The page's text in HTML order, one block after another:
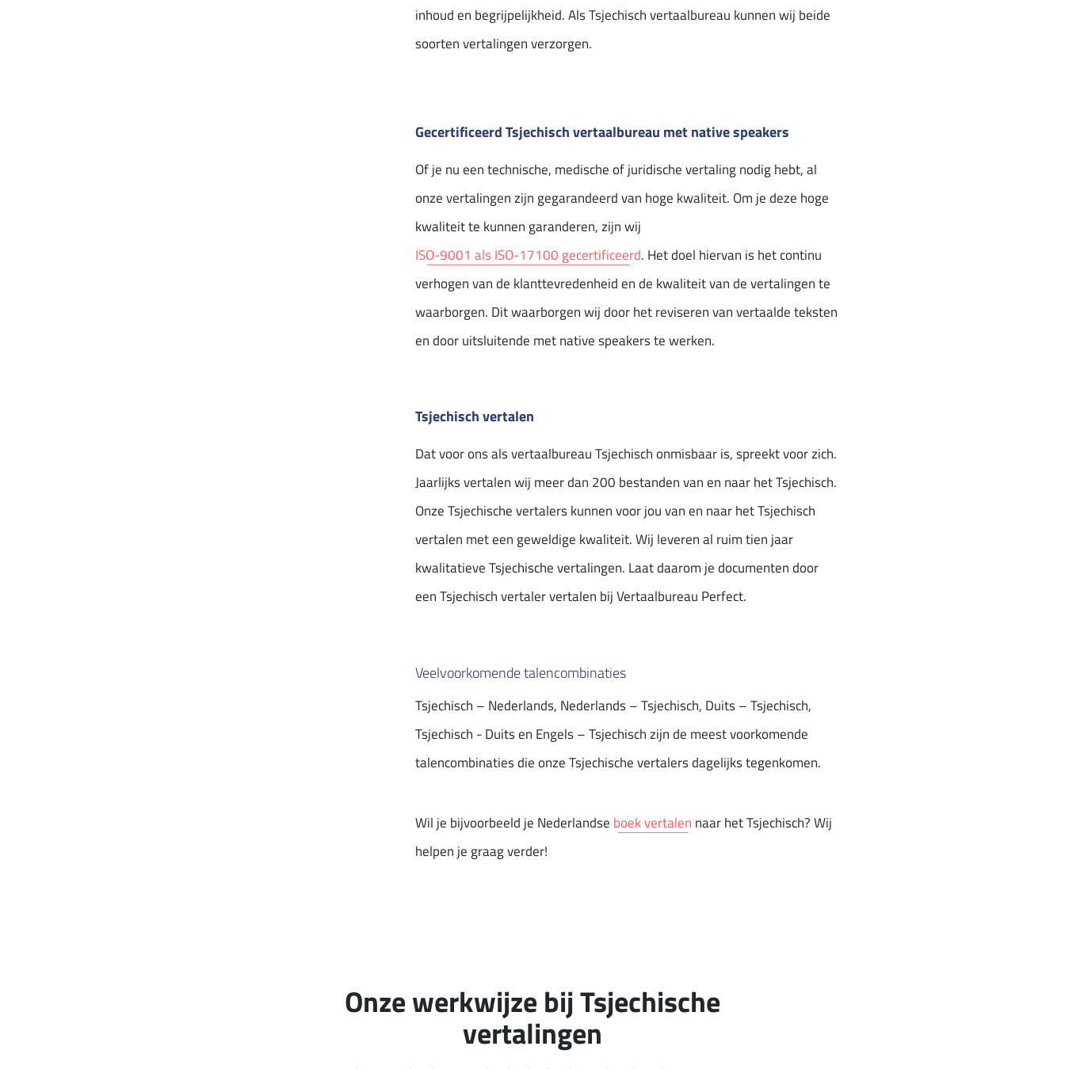
inhoud en begrijpelijkheid. Als Tsjechisch vertaalbureau kunnen wij beide
soorten vertalingen verzorgen.
Gecertificeerd Tsjechisch vertaalbureau met native speakers
Of je nu een technische, medische of juridische vertaling nodig hebt, al
onze vertalingen zijn gegarandeerd van hoge kwaliteit. Om je deze hoge
kwaliteit te kunnen garanderen, zijn wij
ISO-9001 als ISO-17100 gecertificeerd. Het doel hiervan is het continu
verhogen van de klanttevredenheid en de kwaliteit van de vertalingen te
waarborgen. Dit waarborgen wij door het reviseren van vertaalde teksten
en door uitsluitende met native speakers te werken.
Tsjechisch vertalen
Dat voor ons als vertaalbureau Tsjechisch onmisbaar is, spreekt voor zich.
Jaarlijks vertalen wij meer dan 200 bestanden van en naar het Tsjechisch.
Onze Tsjechische vertalers kunnen voor jou van en naar het Tsjechisch
vertalen met een geweldige kwaliteit. Wij leveren al ruim tien jaar
kwalitatieve Tsjechische vertalingen. Laat daarom je documenten door
een Tsjechisch vertaler vertalen bij Vertaalbureau Perfect.
Veelvoorkomende talencombinaties
Tsjechisch – Nederlands, Nederlands – Tsjechisch, Duits – Tsjechisch,
Tsjechisch - Duits en Engels – Tsjechisch zijn de meest voorkomende
talencombinaties die onze Tsjechische vertalers dagelijks tegenkomen.
Wil je bijvoorbeeld je Nederlandse boek vertalen naar het Tsjechisch? Wij
helpen je graag verder!
Onze werkwijze bij Tsjechische
vertalingen